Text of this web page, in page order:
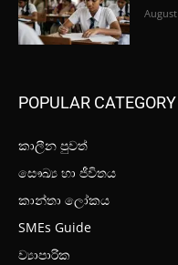
POPULAR CATEGORY
කාලීන පුවත්
සෞඛ්‍ය හා ජීවිතය
කාන්තා ලෝකය
SMEs Guide
ව්‍යාපාරික